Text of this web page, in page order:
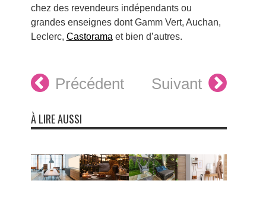
chez des revendeurs indépendants​ ou
grandes enseignes dont Gamm Vert, Auchan,
Leclerc, Castorama et bien d’autres.
Précédent Suivant
À LIRE AUSSI